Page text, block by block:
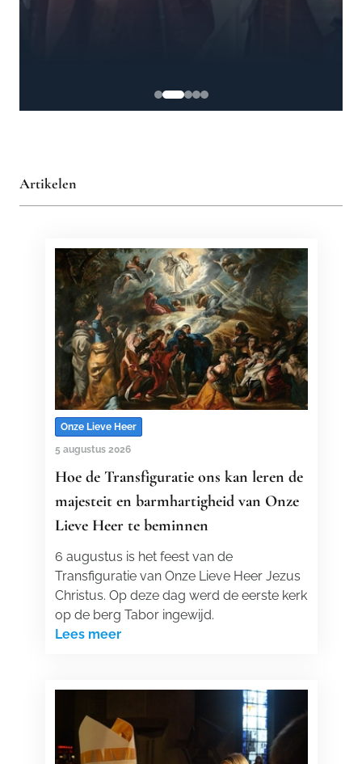
Artikelen
Onze Lieve Heer
5 augustus 2026
Hoe de Transfiguratie ons kan leren de
majesteit en barmhartigheid van Onze
Lieve Heer te beminnen
6 augustus is het feest van de
Transfiguratie van Onze Lieve Heer Jezus
Christus. Op deze dag werd de eerste kerk
op de berg Tabor ingewijd.
Lees meer